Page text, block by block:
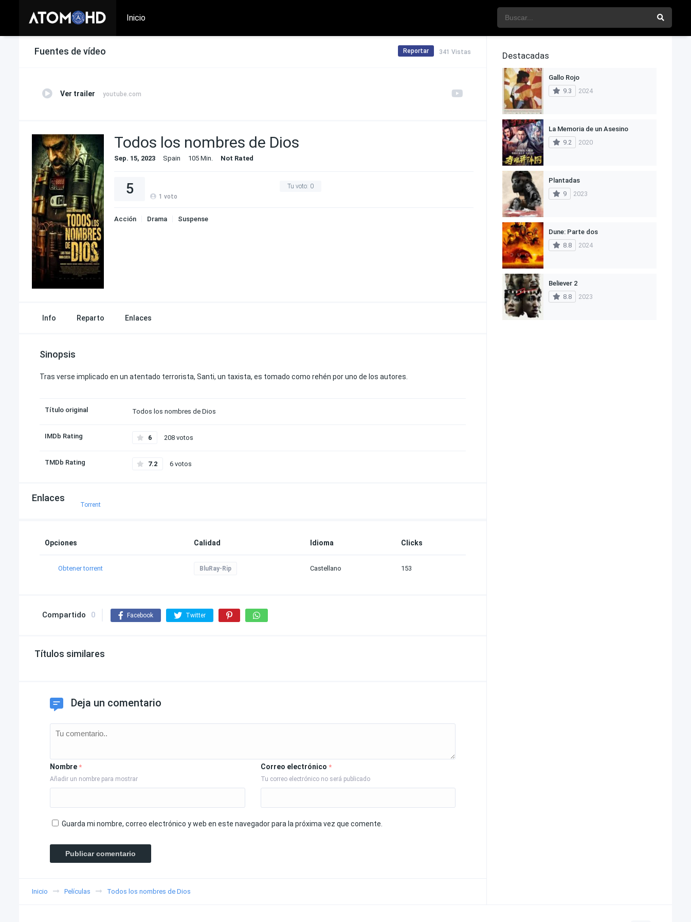
Inicio
Fuentes de vídeo 341 Vistas
Reportar
Ver trailer youtube.com
Todos los nombres de Dios
Sep. 15, 2023 Spain 105 Min. Not Rated
Tu voto: 0
5 1 voto
Acción Drama Suspense
Info Reparto Enlaces
Sinopsis
Tras verse implicado en un atentado terrorista, Santi, un taxista, es tomado como rehén por uno de los autores.
Título original Todos los nombres de Dios
IMDb Rating 6 208 votos
TMDb Rating 7.2 6 votos
Enlaces
Torrent
Opciones Calidad Idioma Clicks
Obtener torrent BluRay-Rip Castellano 153
Compartido 0 Facebook Twitter
Títulos similares
Deja un comentario
Nombre *
Añadir un nombre para mostrar
Correo electrónico *
Tu correo electrónico no será publicado
Guarda mi nombre, correo electrónico y web en este navegador para la próxima vez que comente.
Inicio Películas Todos los nombres de Dios
Destacadas
Gallo Rojo
9.3
2024
La Memoria de un Asesino
9.2
2020
Plantadas
9
2023
Dune: Parte dos
8.8
2024
Believer 2
8.8
2023